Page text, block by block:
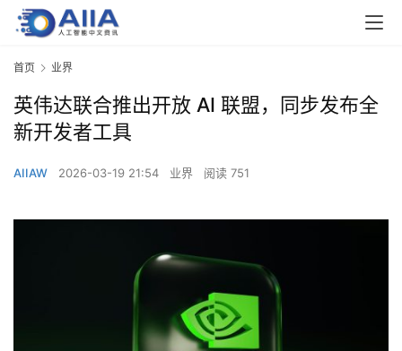
首页 业界
英伟达联合推出开放 AI 联盟，同步发布全
新开发者工具
AIIAW 2026-03-19 21:54 业界 阅读 751